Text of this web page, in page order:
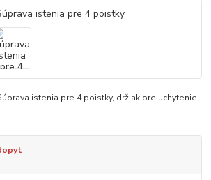
istenia pre 4 poistky, držiak pre uchytenie